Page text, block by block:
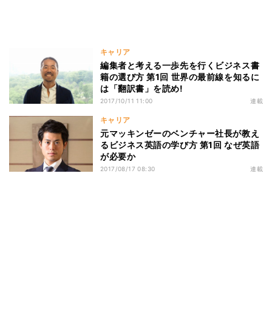
キャリア
編集者と考える一歩先を行くビジネス書
籍の選び方 第1回 世界の最前線を知るに
は「翻訳書」を読め!
2017/10/11 11:00 連載
キャリア
元マッキンゼーのベンチャー社長が教え
るビジネス英語の学び方 第1回 なぜ英語
が必要か
2017/08/17 08:30 連載